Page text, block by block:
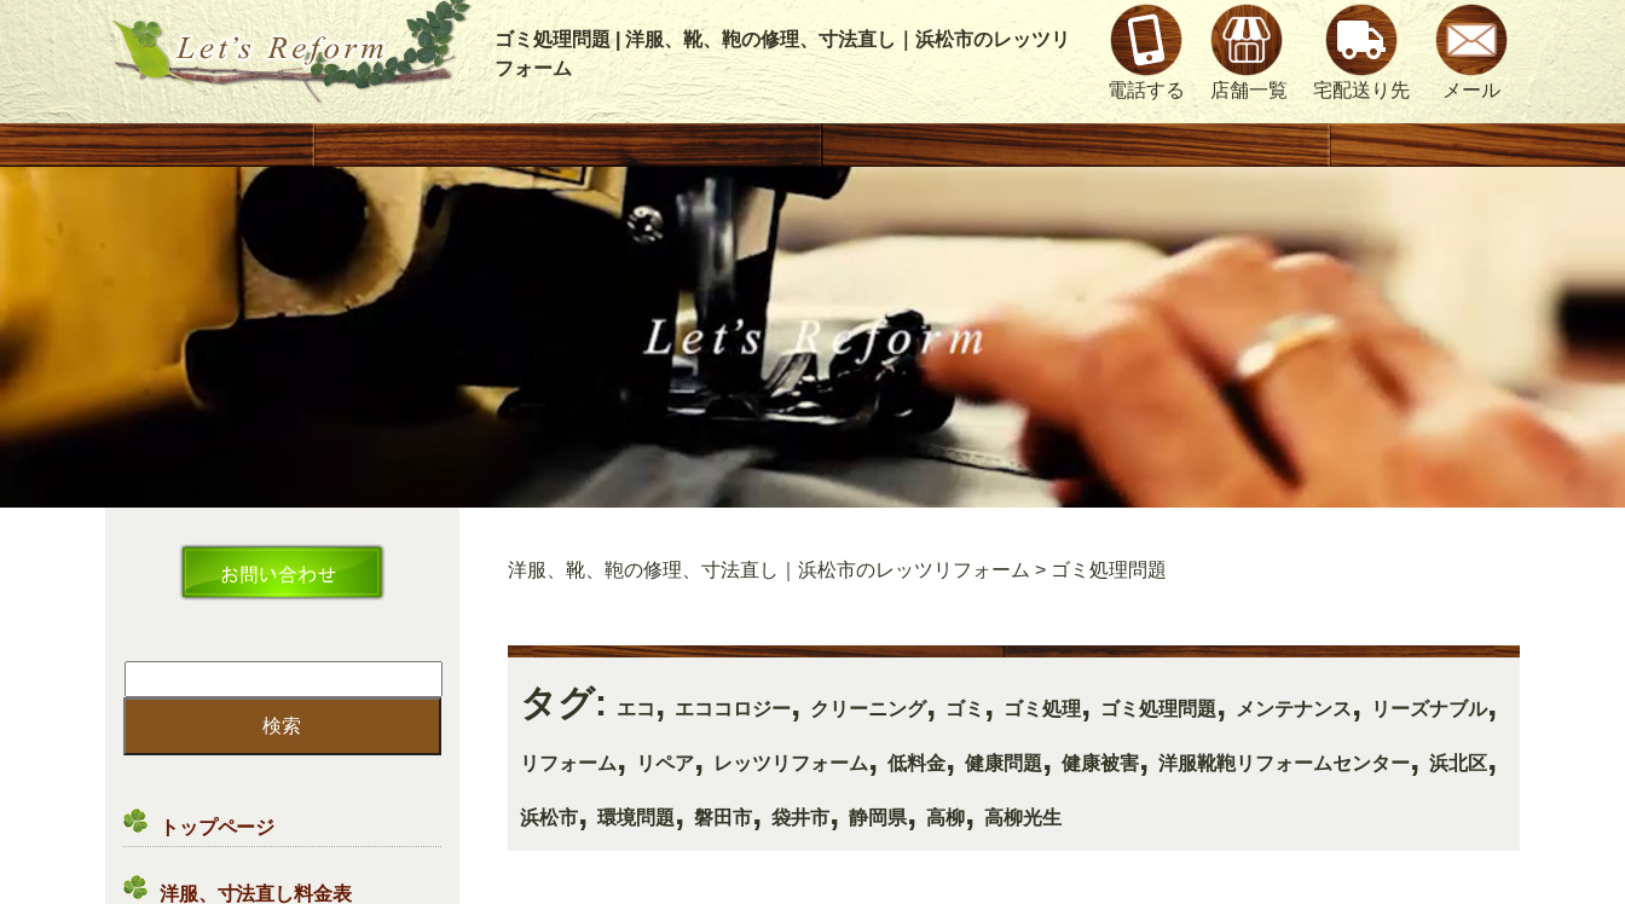
ゴミ処理問題 | 洋服、靴、鞄の修理、寸法直し｜浜松市のレッツリ
フォーム
電話する
店舗一覧 宅配送り先 メール
索:
トップページ
洋服、寸法直し料金表
洋服、靴、鞄の修理、寸法直し｜浜松市のレッツリフォーム > ゴミ処理問題
タグ: エコ , エココロジー, クリーニング, ゴミ , ゴミ処理, ゴミ処理問題, メンテナンス, リーズナブル,
リフォーム, リペア, レッツリフォーム, 低料金, 健康問題, 健康被害, 洋服靴鞄リフォームセンター, 浜北区,
浜松市, 環境問題, 磐田市, 袋井市, 静岡県, 高柳, 高柳光生